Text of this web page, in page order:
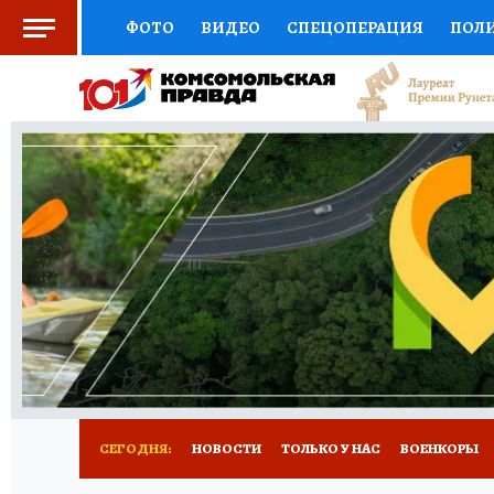
ФОТО ВИДЕО СПЕЦОПЕРАЦИЯ
СОЦПОДДЕРЖКА НАУКА СПЕЦПРОЕКТЫ
НАЦИОНАЛЬНЫЕ ПРОЕКТЫ РОССИИ
ЖЕНСКИЕ СЕКРЕТЫ ПУТЕВОДИТЕЛЬ
ДЕФИЦИТ ЖЕЛЕЗА ПРЕСС-ЦЕНТР
РЕКЛАМА ТЕСТЫ НОВОЕ НА САЙТЕ
СЕГОДНЯ: НОВОСТИ ТОЛЬКО У НАС ВОЕНКОРЫ